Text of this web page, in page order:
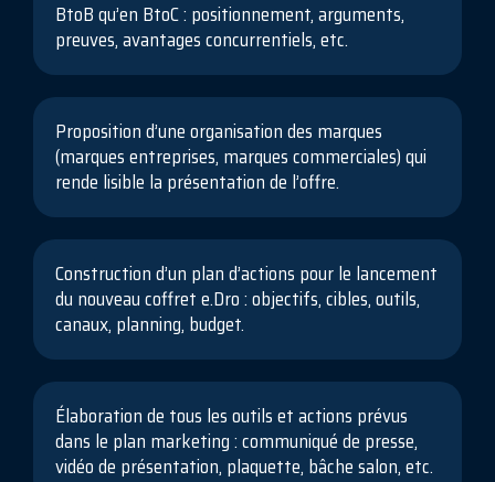
BtoB qu’en BtoC : positionnement, arguments,
preuves, avantages concurrentiels, etc.
Proposition d’une organisation des marques
(marques entreprises, marques commerciales) qui
rende lisible la présentation de l’offre.
Construction d’un plan d’actions pour le lancement
du nouveau coffret e.Dro : objectifs, cibles, outils,
canaux, planning, budget.
Élaboration de tous les outils et actions prévus
dans le plan marketing : communiqué de presse,
vidéo de présentation, plaquette, bâche salon, etc.